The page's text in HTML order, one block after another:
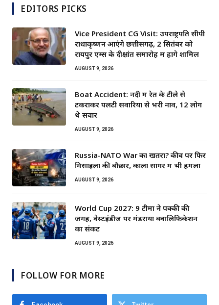
EDITORS PICKS
Vice President CG Visit: उपराष्ट्रपति सीपी
राधाकृष्णन आएंगे छत्तीसगढ़, 2 सितंबर को
रायपुर एम्स के दीक्षांत समारोह में होंगे शामिल
AUGUST 9, 2026
Boat Accident: नदी में रेत के टीले से
टकराकर पलटी सवारियों से भरी नाव, 12 लोग
थे सवार
AUGUST 9, 2026
Russia-NATO War का खतरा? कीव पर फिर
मिसाइलों की बौछार, काला सागर में भी हमला
AUGUST 9, 2026
World Cup 2027: 9 टीमों ने पक्की की
जगह, वेस्टइंडीज पर मंडराया क्वालिफिकेशन
का संकट
AUGUST 9, 2026
FOLLOW FOR MORE